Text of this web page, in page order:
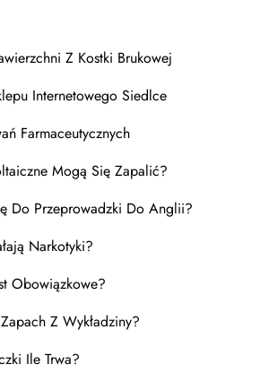
Z Kostki Brukowej
Internetowego Siedlce
Farmaceutycznych
Mogą Się Zapalić?
Do Przeprowadzki Do Anglii?
Narkotyki?
Obowiązkowe?
Z Wykładziny?
Ile Trwa?